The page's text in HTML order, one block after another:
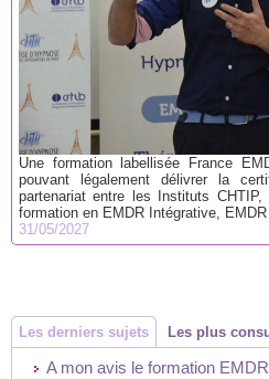
Une formation labellisée France
pouvant légalement délivrer la
partenariat entre les Instituts
formation en EMDR Intégrative,
31/05/2027
Les derniers sujets Les plus
A mon avis le formation